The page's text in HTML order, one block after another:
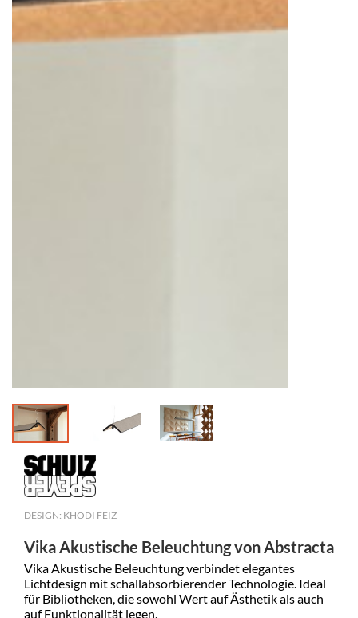
DESIGN: KHODI FEIZ
Vika Akustische Beleuchtung von Abstracta
Vika Akustische Beleuchtung verbindet elegantes
Lichtdesign mit schallabsorbierender Technologie. Ideal
für Bibliotheken, die sowohl Wert auf Ästhetik als auch
auf Funktionalität legen.